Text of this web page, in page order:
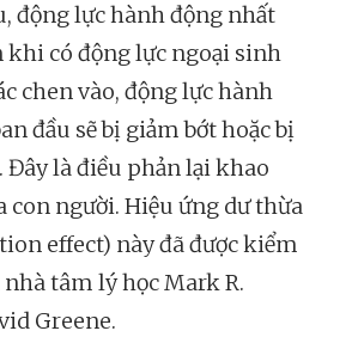
động lực hành động nhất
khi có động lực ngoại sinh
chen vào, động lực hành
đầu sẽ bị giảm bớt hoặc bị
là điều phản lại khao
con người. Hiệu ứng dư thừa
effect) này đã được kiểm
tâm lý học Mark R.
Greene.